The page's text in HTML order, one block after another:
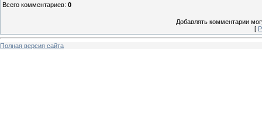
Всего комментариев: 0
Добавлять комментарии
[
Полная версия сайта